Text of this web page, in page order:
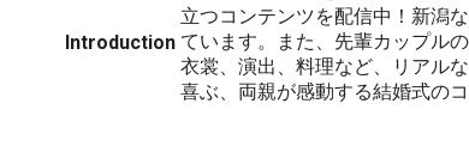
Introduction
立つコンテンツを配信中！新潟
ています。また、先輩カップル
衣裳、演出、料理など、リアル
喜ぶ、両親が感動する結婚式のコ